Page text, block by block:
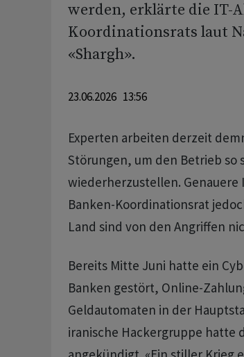
werden, erklärte die IT-
Koordinationsrats laut
«Shargh».
23.06.2026 13:56
Experten arbeiten derzeit
Störungen, um den Betrieb so
wiederherzustellen.
Banken-Koordinationsrat
Land sind von den Angriffen
Bereits Mitte Juni hatte ein
Banken gestört, Online-
Geldautomaten in der
iranische Hackergruppe hatte